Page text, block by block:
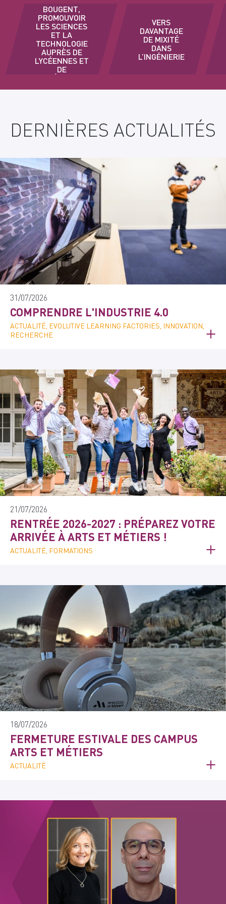
BOUGENT,
PROMOUVOIR
LES SCIENCES
ET LA
TECHNOLOGIE
AUPRÈS DE
LYCÉENNES ET
DE
COLLÉGIENNES
VERS
DAVANTAGE
DE MIXITÉ
DANS
L’INGÉNIERIE
DERNIÈRES ACTUALITÉS
31/07/2026
COMPRENDRE L'INDUSTRIE 4.0
ACTUALITÉ, EVOLUTIVE LEARNING FACTORIES, INNOVATION,
RECHERCHE
21/07/2026
RENTRÉE 2026-2027 : PRÉPAREZ VOTRE
ARRIVÉE À ARTS ET MÉTIERS !
ACTUALITÉ, FORMATIONS
18/07/2026
FERMETURE ESTIVALE DES CAMPUS
ARTS ET MÉTIERS
ACTUALITÉ